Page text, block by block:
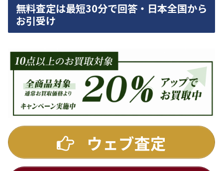
DA7000ES アンプ
買取価格：お問合せください
DENON
無料査定は最短30分で回答・日本全国から
お引受け
ウェブ査定